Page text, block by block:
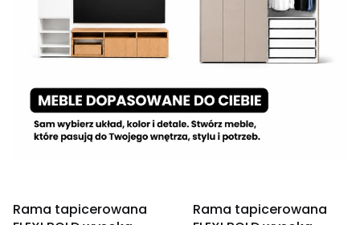
Rama tapicerowana
Rama tapicerowana